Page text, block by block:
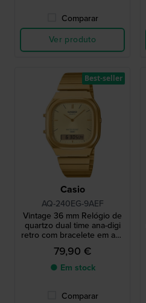
Comparar
Ver produto
Casio
AQ-240EG-9AEF
Vintage 36 mm Relógio de
quartzo dual time ana-digi
retro com bracelete em aço
inoxidável
79,90 €
● Em stock
Comparar
Best-seller